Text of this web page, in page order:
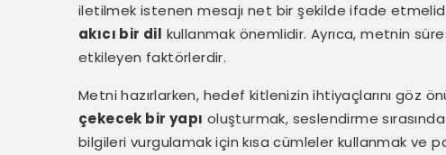
iletilmek istenen mesajı net bir şekilde ifade
akıcı bir dil kullanmak önemlidir. Ayrıca, metnin
etkileyen faktörlerdir.
Metni hazırlarken, hedef kitlenizin ihtiyaçlarını göz
çekecek bir yapı oluşturmak, seslendirme
bilgileri vurgulamak için kısa cümleler kullanmak ve